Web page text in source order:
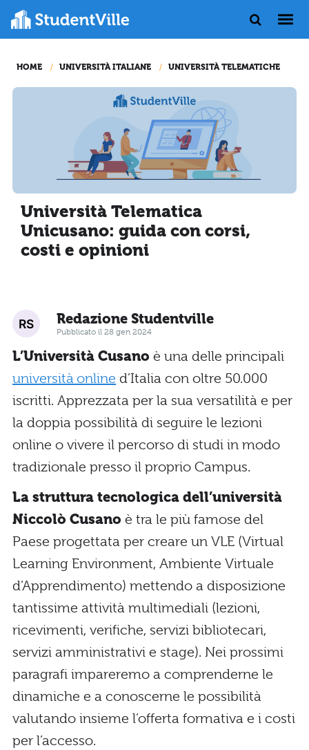
HOME UNIVERSITÀ ITALIANE UNIVERSITÀ TELEMATICHE
Università Telematica
Unicusano: guida con corsi,
costi e opinioni
Redazione Studentville
Pubblicato il 28 gen 2024
L’Università Cusano è una delle principali
università online d’Italia con oltre 50.000
iscritti. Apprezzata per la sua versatilità e per
la doppia possibilità di seguire le lezioni
online o vivere il percorso di studi in modo
tradizionale presso il proprio Campus.
La struttura tecnologica dell’università
Niccolò Cusano è tra le più famose del
Paese progettata per creare un VLE (Virtual
Learning Environment, Ambiente Virtuale
d’Apprendimento) mettendo a disposizione
tantissime attività multimediali (lezioni,
ricevimenti, verifiche, servizi bibliotecari,
servizi amministrativi e stage). Nei prossimi
paragrafi impareremo a comprenderne le
dinamiche e a conoscerne le possibilità
valutando insieme l’offerta formativa e i costi
per l’accesso.